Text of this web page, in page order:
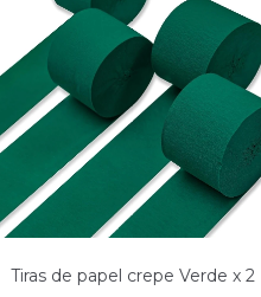
Tiras de papel crepe Verde x 2